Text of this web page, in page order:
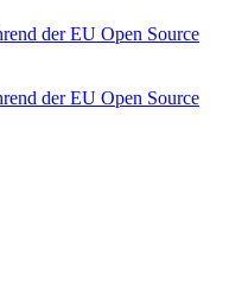
der EU Open Source
der EU Open Source